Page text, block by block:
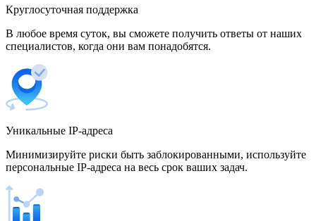
Вьетнам
Круглосуточная поддержка
В любое время суток, вы сможете получить ответы от наших
специалистов, когда они вам понадобятся.
Уникальные IP-адреса
Минимизируйте риски быть заблокированными, используйте
персональные IP-адреса на весь срок ваших задач.